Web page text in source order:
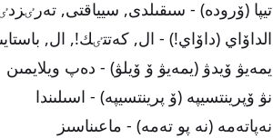
تيپا (ۆرودە) - سىقىلدى, سيياقتى,
الداۆاي (داۆاي!) - ال, كەتتٸك!, ال,
يمەيۋ ۆيدۋ (يمەيۋ ۆ ۆيلۋ) - دەپ ويلايمىن
نۋ ۆپرينتسيپە (ۆ پرينتسيپە) - اسىلىندا
نەپاتەمە (نە پو تەمە) - ماعىناسىز